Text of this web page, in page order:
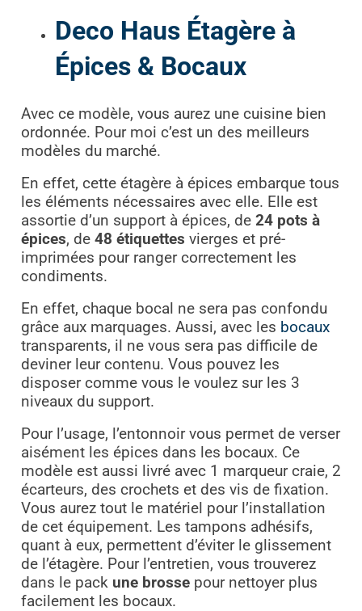
Deco Haus Étagère à
Épices & Bocaux
Avec ce modèle, vous aurez une cuisine bien
ordonnée. Pour moi c’est un des meilleurs
modèles du marché.
En effet, cette étagère à épices embarque tous
les éléments nécessaires avec elle. Elle est
assortie d’un support à épices, de 24 pots à
épices, de 48 étiquettes vierges et pré-
imprimées pour ranger correctement les
condiments.
En effet, chaque bocal ne sera pas confondu
grâce aux marquages. Aussi, avec les bocaux
transparents, il ne vous sera pas difficile de
deviner leur contenu. Vous pouvez les
disposer comme vous le voulez sur les 3
niveaux du support.
Pour l’usage, l’entonnoir vous permet de verser
aisément les épices dans les bocaux. Ce
modèle est aussi livré avec 1 marqueur craie, 2
écarteurs, des crochets et des vis de fixation.
Vous aurez tout le matériel pour l’installation
de cet équipement. Les tampons adhésifs,
quant à eux, permettent d’éviter le glissement
de l’étagère. Pour l’entretien, vous trouverez
dans le pack une brossepour nettoyer plus
facilement les bocaux.